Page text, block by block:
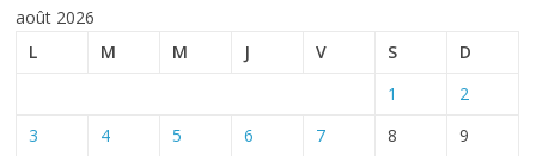
août 2026
L
M M J V S D
1
2
3
4 5 6 7 8
9